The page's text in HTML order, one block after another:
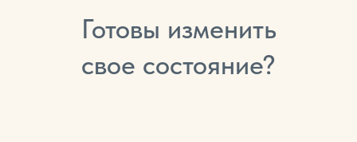
Готовы изменить
свое состояние?